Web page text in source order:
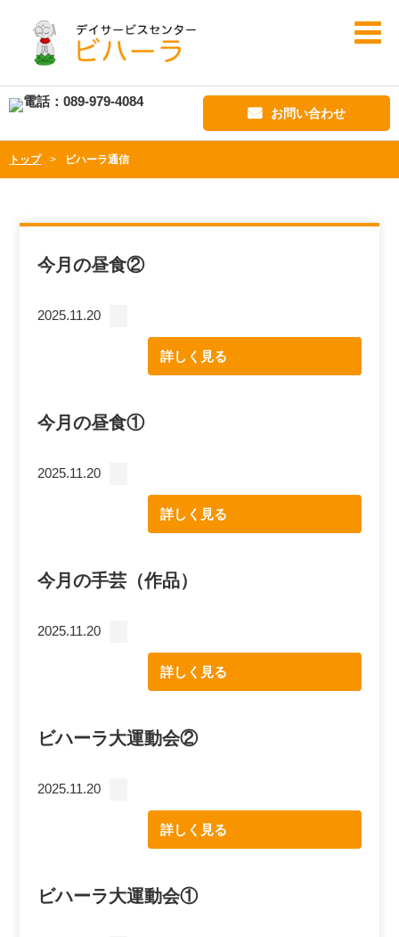
お問い合わせ
トップ ビハーラ通信
今月の昼食②
2025.11.20
詳しく見る
今月の昼食①
2025.11.20
詳しく見る
今月の手芸（作品）
2025.11.20
詳しく見る
ビハーラ大運動会②
2025.11.20
詳しく見る
ビハーラ大運動会①